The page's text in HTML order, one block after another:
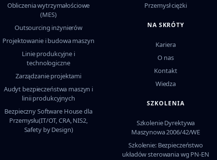
Obliczenia wytrzymałościowe
(MES)
Outsourcing inżynierów
Projektowanie i budowa maszyn
Linie produkcyjne i
technologiczne
Zarządzanie projektami
Audyt bezpieczeństwa maszyn i
linii produkcyjnych
Bezpieczny Software House dla
Przemysłu(IT/OT, CRA, NIS2,
Safety by Design)
Przemysł ciężki
NA SKRÓTY
Kariera
O nas
Kontakt
Wiedza
SZKOLENIA
Szkolenie Dyrektywa
Maszynowa 2006/42/WE
Szkolenie: Bezpieczeństwo
układów sterowania wg PN-EN